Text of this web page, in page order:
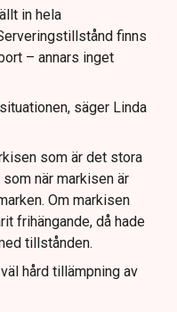
in hela
finns
– annars inget
säger Linda
som är det stora
när markisen är
Om markisen
frihängande, då hade
tillstånden.
hård tillämpning av